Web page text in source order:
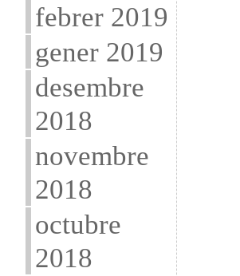
febrer 2019
gener 2019
desembre
2018
novembre
2018
octubre
2018